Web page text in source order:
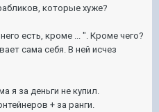
которые хуже?
есть, кроме ... ". Кроме чего?
сама себя. В ней исчез
я за деньги не купил.
+ за ранги.